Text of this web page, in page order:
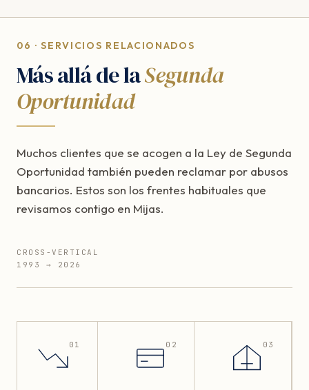
06 · SERVICIOS RELACIONADOS
Más allá de laSegunda
Oportunidad
Muchos clientes que se acogen a la Ley de Segunda
Oportunidad también pueden reclamar por abusos
bancarios. Estos son los frentes habituales que
revisamos contigo en Mijas.
CROSS-VERTICAL
1993 → 2026
01 02 03